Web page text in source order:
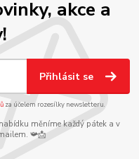
akce a
Přihlásit se
za účelem rozesílky newsletteru.
měníme každý pátek a v
📯📩